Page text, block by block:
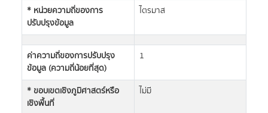
* หน่วยความถี่ของการ
ปรับปรุงข้อมูล
ไตรมาส
ค่าความถี่ของการปรับปรุง
ข้อมูล (ความถี่น้อยที่สุด)
1
* ขอบเขตเชิงภูมิศาสตร์หรือ
เชิงพื้นที่
ไม่มี